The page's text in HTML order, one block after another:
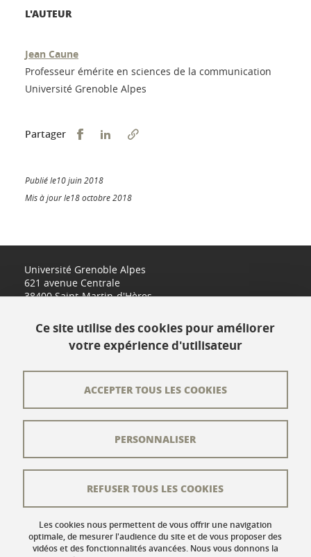
L'AUTEUR
Jean Caune
Professeur émérite en sciences de la communication
Université Grenoble Alpes
Partager Partager sur Facebook
Partager sur LinkedIn
Publié le10 juin 2018
Mis à jour le18 octobre 2018
Université Grenoble Alpes
621 avenue Centrale
38400 Saint-Martin-d'Hères
L'équipe éditoriale
Crédits
Mentions légales
Données personnelles
Gestion des cookies
Ce site utilise des cookies pour améliorer
votre expérience d'utilisateur
Les cookies nous permettent de vous offrir une navigation
optimale, de mesurer l'audience du site et de vous proposer des
vidéos et des fonctionnalités avancées. Nous vous donnons la
ACCEPTER TOUS LES COOKIES
REFUSER TOUS LES COOKIES
PERSONNALISER